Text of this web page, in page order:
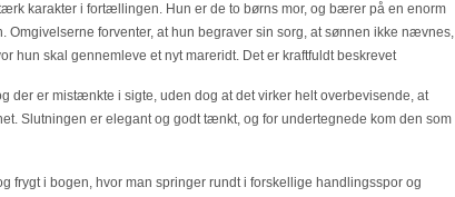
karakter i fortællingen. Hun er de to børns mor, og bærer på en enorm
Omgivelserne forventer, at hun begraver sin sorg, at sønnen ikke nævnes,
hun skal gennemleve et nyt mareridt. Det er kraftfuldt beskrevet
der er mistænkte i sigte, uden dog at det virker helt overbevisende, at
Slutningen er elegant og godt tænkt, og for undertegnede kom den som
frygt i bogen, hvor man springer rundt i forskellige handlingsspor og